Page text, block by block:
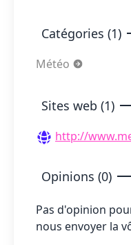
Catégories (1)
Météo
Sites web (1)
http://
Opinions (0)
Pas d'opinion
nous envoyer la